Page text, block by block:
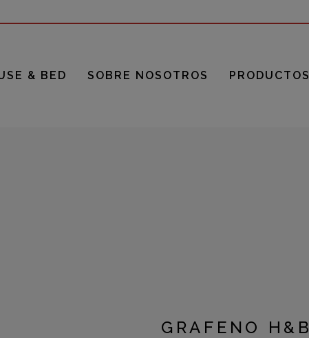
& BED SOBRE NOSOTROS PRODUCTOS
GRAFENO H&B